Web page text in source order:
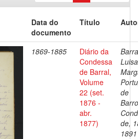
Data do
documento
Título
1869-1885
Diário da
Condessa
de Barral,
Volume
22 (set.
1876 -
abr.
1877)
Luisa
de
de,
1891